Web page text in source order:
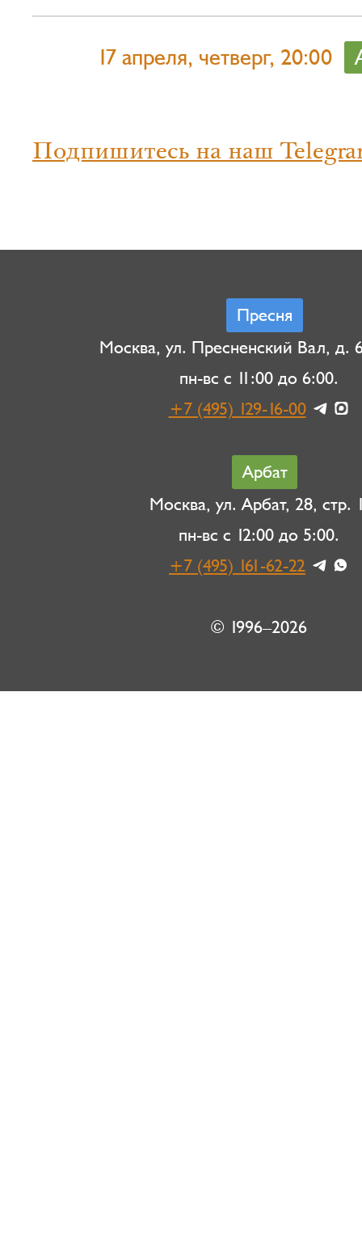
17 апреля, четверг, 20:00
Подпишитесь на наш
Пресня
Москва, ул. Пресненский Вал, д.
пн-вс с 11:00 до 6:00.
+7 (495) 129-16-00
Арбат
Москва, ул. Арбат, 28, стр.
пн-вс с 12:00 до 5:00.
+7 (495) 161-62-22
© 1996–2026